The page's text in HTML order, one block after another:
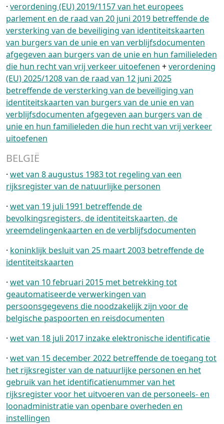
· verordening (EU) 2019/1157 van het europees
parlement en de raad van 20 juni 2019 betreffende de
versterking van de beveiliging van identiteitskaarten
van burgers van de unie en van verblijfsdocumenten
afgegeven aan burgers van de unie en hun familieleden
die hun recht van vrij verkeer uitoefenen +verordening
(EU) 2025/1208 van de raad van 12 juni 2025
betreffende de versterking van de beveiliging van
identiteitskaarten van burgers van de unie en van
verblijfsdocumenten afgegeven aan burgers van de
unie en hun familieleden die hun recht van vrij verkeer
uitoefenen
BELGIË
· wet van 8 augustus 1983 tot regeling van een
rijksregister van de natuurlijke personen
· wet van 19 juli 1991 betreffende de
bevolkingsregisters, de identiteitskaarten, de
vreemdelingenkaarten en de verblijfsdocumenten
· koninklijk besluit van 25 maart 2003 betreffende de
identiteitskaarten
· wet van 10 februari 2015 met betrekking tot
geautomatiseerde verwerkingen van
persoonsgegevens die noodzakelijk zijn voor de
belgische paspoorten en reisdocumenten
· wet van 18 juli 2017 inzake elektronische identificatie
· wet van 15 december 2022 betreffende de toegang tot
het rijksregister van de natuurlijke personen en het
gebruik van het identificatienummer van het
rijksregister voor het uitvoeren van de personeels- en
loonadministratie van openbare overheden en
instellingen